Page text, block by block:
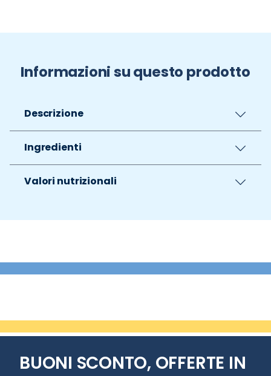
Informazioni su questo prodotto
Descrizione
Ingredienti
Valori nutrizionali
BUONI SCONTO, OFFERTE IN